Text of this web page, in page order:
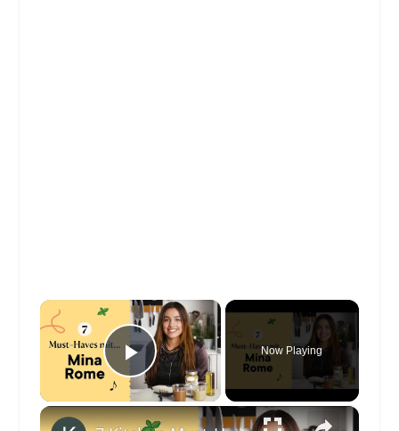
×
Play Video
Now Playing
×